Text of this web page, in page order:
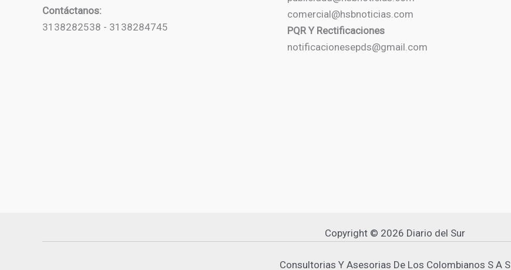
Contáctanos:
3138282538 - 3138284745
comercial@hsbnoticias.com
PQR Y Rectificaciones
notificacionesepds@gmail.com
Copyright © 2026 Diario del Sur
Consultorias Y Asesorias De Los Colombianos S A S